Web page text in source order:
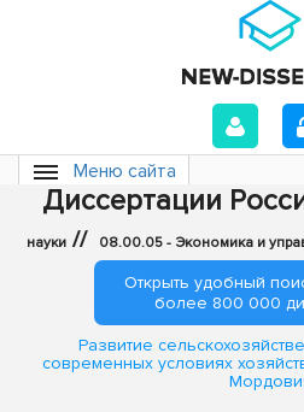
Меню сайта
Диссертации
науки // 08.00.05 - Экономика и
Открыть удобный
более 800 000
Развитие
современных условиях